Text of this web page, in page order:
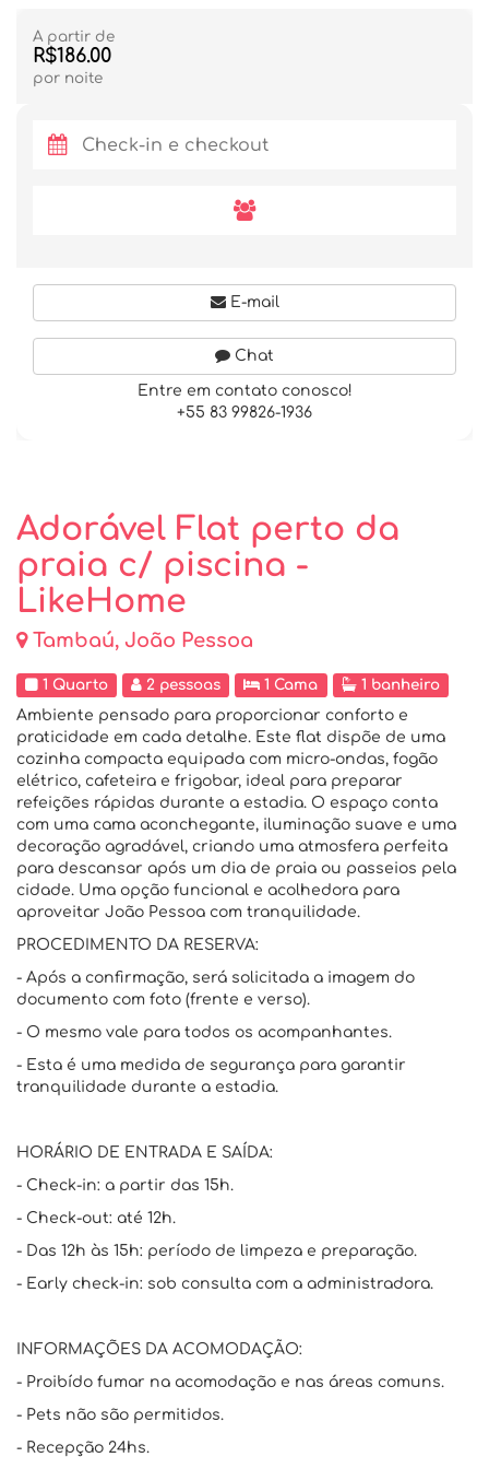
Adorável Flat perto da
praia c/ piscina -
LikeHome
Tambaú, João Pessoa
1 Quarto 2 pessoas 1 Cama
1 banheiro
Ambiente pensado para proporcionar conforto e
praticidade em cada detalhe. Este flat dispõe de uma
cozinha compacta equipada com micro-ondas, fogão
elétrico, cafeteira e frigobar, ideal para preparar
refeições rápidas durante a estadia. O espaço conta
com uma cama aconchegante, iluminação suave e uma
decoração agradável, criando uma atmosfera perfeita
para descansar após um dia de praia ou passeios pela
cidade. Uma opção funcional e acolhedora para
aproveitar João Pessoa com tranquilidade.
PROCEDIMENTO DA RESERVA:
- Após a confirmação, será solicitada a imagem do
documento com foto (frente e verso).
- O mesmo vale para todos os acompanhantes.
- Esta é uma medida de segurança para garantir
tranquilidade durante a estadia.
HORÁRIO DE ENTRADA E SAÍDA:
- Check-in: a partir das 15h.
- Check-out: até 12h.
- Das 12h às 15h: período de limpeza e preparação.
- Early check-in: sob consulta com a administradora.
INFORMAÇÕES DA ACOMODAÇÃO:
- Proibído fumar na acomodação e nas áreas comuns.
- Pets não são permitidos.
- Recepção 24hs.
A partir de
R$186.00
por noite
E-mail
Chat
Entre em contato conosco!
+55 83 99826-1936